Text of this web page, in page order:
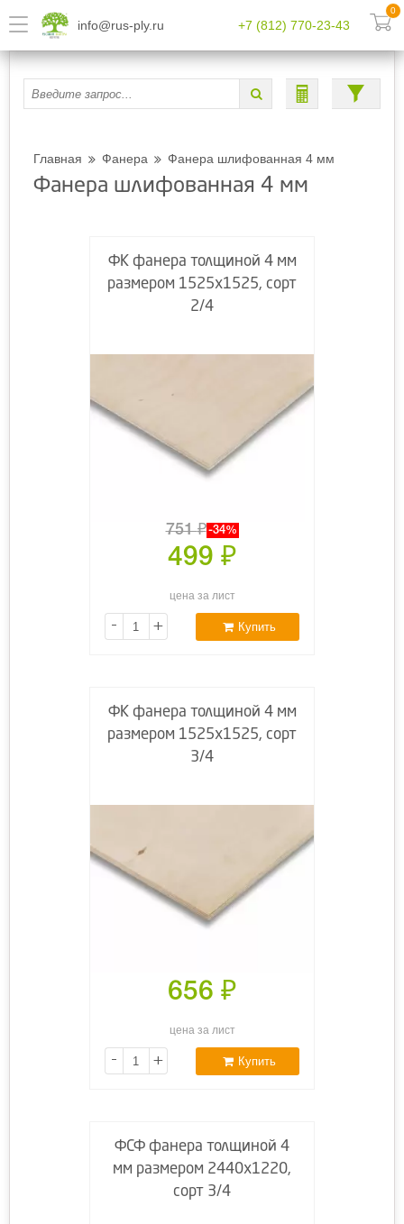
info@rus-ply.ru +7 (812) 770-23-43
0
Главная Фанера Фанера шлифованная 4 мм
Фанера шлифованная 4 мм
ФК фанера толщиной 4 мм
размером 1525х1525, сорт
2/4
751₽ -34%
499 ₽
цена за лист
- + Купить
ФК фанера толщиной 4 мм
размером 1525х1525, сорт
3/4
656 ₽
цена за лист
- + Купить
ФСФ фанера толщиной 4
мм размером 2440х1220,
сорт 3/4